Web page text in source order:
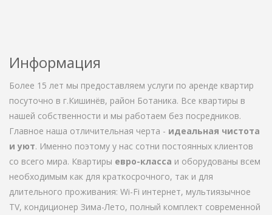
Информация
Более 15 лет мы предоставляем услуги по аренде квартир
посуточно в г.Кишинёв, район Ботаника. Все квартиры в
нашей собственности и мы работаем без посредников.
Главное наша отличительная черта - идеальная чистота
и уют. Именно поэтому у нас сотни постоянных клиентов
со всего мира. Квартиры евро-класса и оборудованы всем
необходимым как для краткосрочного, так и для
длительного проживания: Wi-Fi интернет, мультиязычное
TV, кондиционер Зима-Лето, полный комплект современной